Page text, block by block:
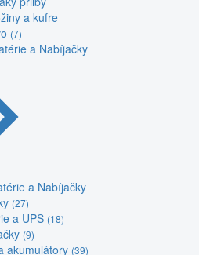
a kufre
(7)
a Nabíjačky
a Nabíjačky
(27)
a UPS (18)
(9)
akumulátory (39)